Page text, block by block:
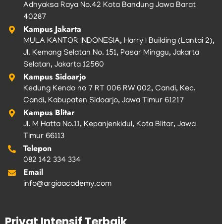
Adhyaksa Raya No.42 Kota Bandung Jawa Barat
40287
Kampus Jakarta
MULA KANTOR INDONESIA, Harry I Building (Lantai 2),
Jl. Kemang Selatan No. 151, Pasar Minggu, Jakarta
Selatan, Jakarta 12560
Kampus Sidoarjo
Kedung Kendo no 7 RT 006 RW 002, Candi, Kec.
Candi, Kabupaten Sidoarjo, Jawa Timur 61217
Kampus Blitar
Jl. M Hatta No.11, Kepanjenkidul, Kota Blitar, Jawa
Timur 66113
Telepon
082 142 334 334
Email
info@argiaacademy.com